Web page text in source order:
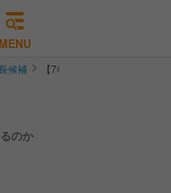
MENU
候補 【7年で80店舗達成！現住
のか